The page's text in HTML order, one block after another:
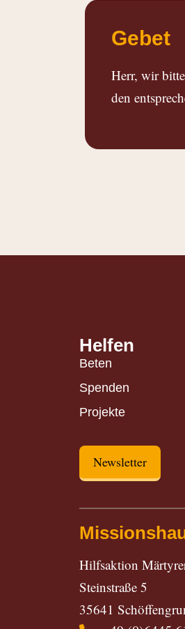
Gebet
Herr, wir
den
Helfen
Beten
Spenden
Projekte
Newsletter
Hilfsaktion
Steinstraße 5
35641